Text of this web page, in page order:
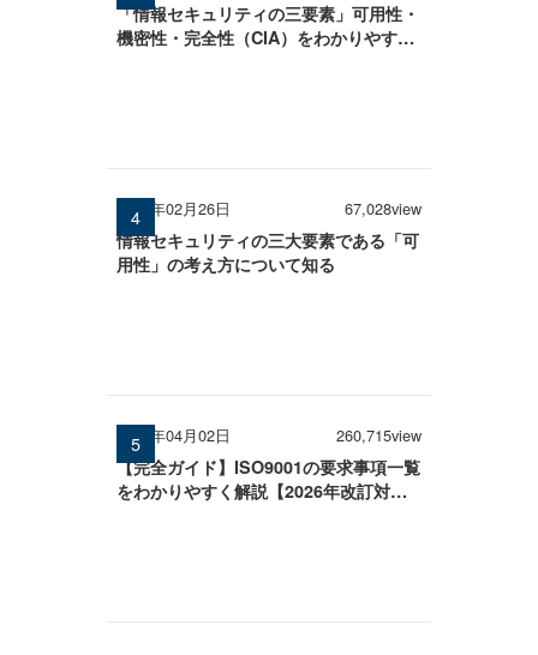
「情報セキュリティの三要素」可用性・
機密性・完全性（CIA）をわかりやすく
2026年02月26日 67,028view
情報セキュリティの三大要素である「可
用性」の考え方について知る
2026年04月02日 260,715view
【完全ガイド】ISO9001の要求事項一覧
をわかりやすく解説【2026年改訂対